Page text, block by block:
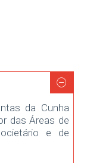
da Cunha
das Áreas de
e de